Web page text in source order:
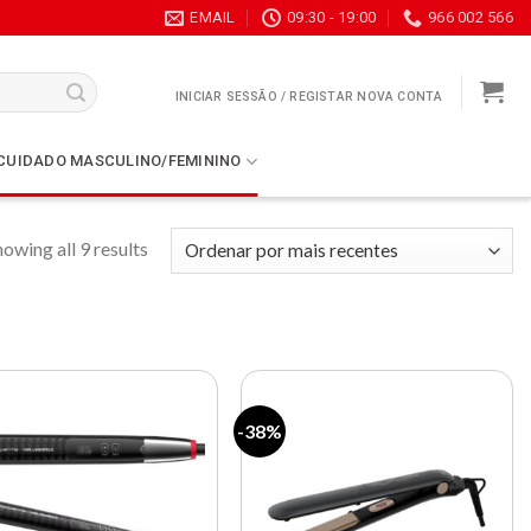
EMAIL 09:30 - 19:00 966 002 566
INICIAR SESSÃO / REGISTAR NOVA CONTA
MASCULINO/FEMININO
all 9 results
-38%
Lista de
compras